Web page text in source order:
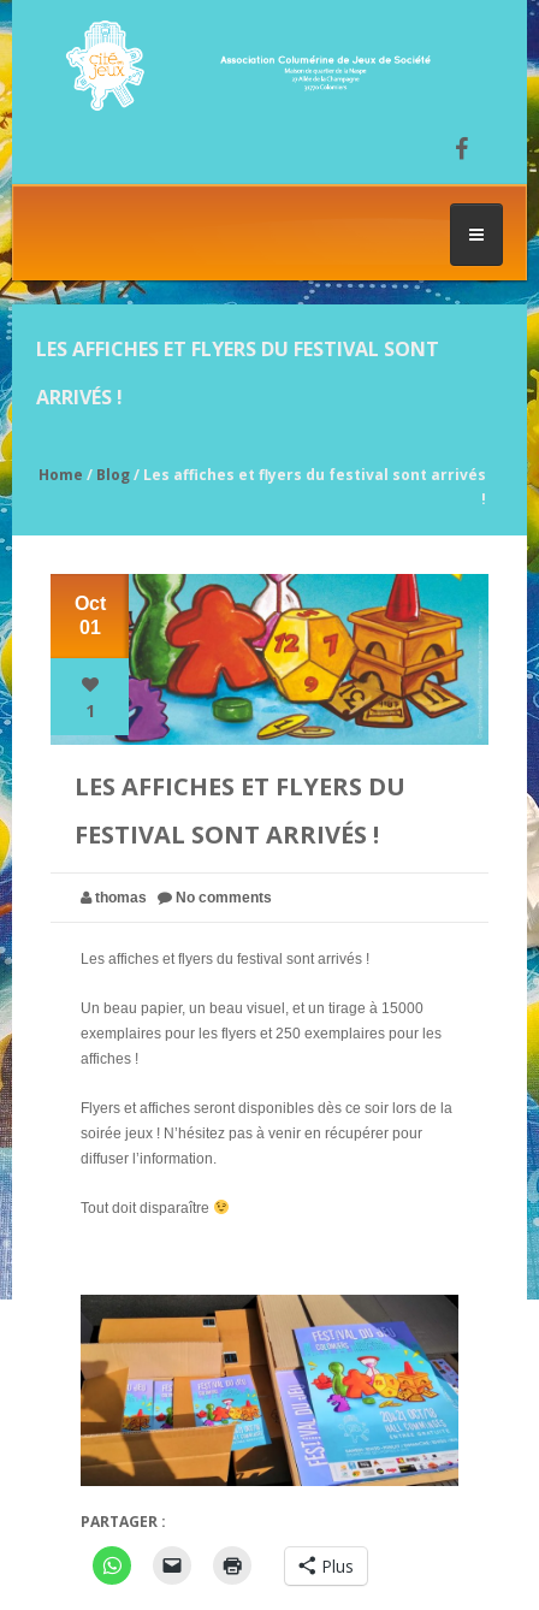
LES SÉANCES DE JEU
FESTIVAL DU JEU
NOS JEUX
NOS PARTENAIRES
QUI SOMMES-NOUS ?
LES AFFICHES ET FLYERS DU FESTIVAL SONT
ARRIVÉS !
Home / Blog/ Les affiches et flyers du festival sont arrivés
!
Oct
01
1
LES AFFICHES ET FLYERS DU
FESTIVAL SONT ARRIVÉS !
thomas No comments
Les affiches et flyers du festival sont arrivés !
Un beau papier, un beau visuel, et un tirage à 15000
exemplaires pour les flyers et 250 exemplaires pour les
affiches !
Flyers et affiches seront disponibles dès ce soir lors de la
soirée jeux ! N’hésitez pas à venir en récupérer pour
diffuser l’information.
Tout doit disparaître
PARTAGER :
Plus